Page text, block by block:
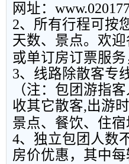
网址：
2、所有行程可按
天数、景点。欢
或单订房订票服务
3、线路除散客专
（注：包团游指
收其它散客,出游
景点、餐饮、住
4、独立包团人数
房价优惠，其中每